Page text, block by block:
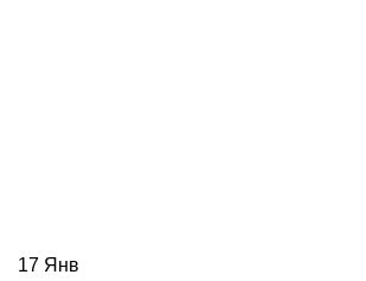
17 Янв